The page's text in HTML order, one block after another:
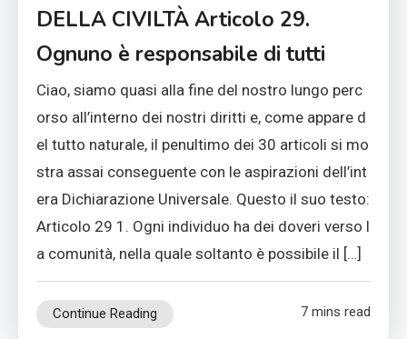
DELLA CIVILTÀ Articolo 29.
Ognuno è responsabile di tutti
Ciao, siamo quasi alla fine del nostro lungo perc
orso all’interno dei nostri diritti e, come appare d
el tutto naturale, il penultimo dei 30 articoli si mo
stra assai conseguente con le aspirazioni dell’int
era Dichiarazione Universale. Questo il suo testo:
Articolo 29 1. Ogni individuo ha dei doveri verso l
a comunità, nella quale soltanto è possibile il […]
Continue Reading 7 mins read